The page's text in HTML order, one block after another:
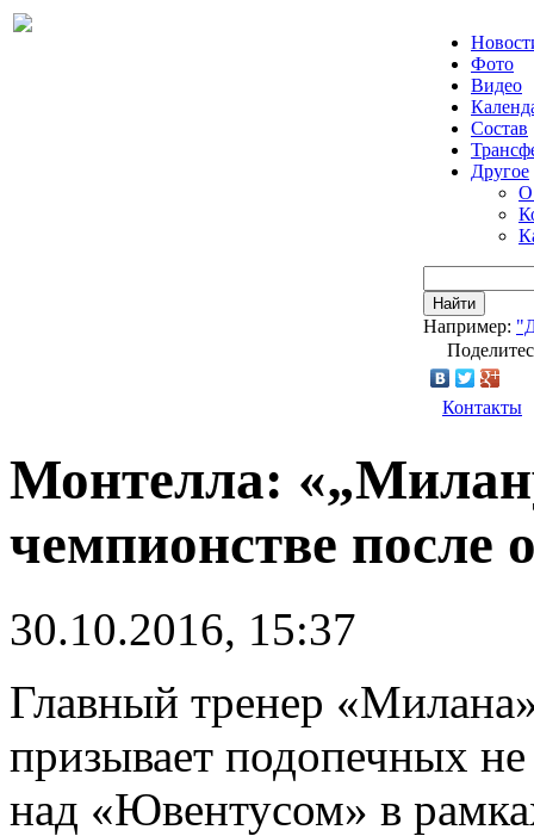
Фото
Видео
Состав
Другое
О
Найти
Например:
Контакты
Монтелла:
чемпионстве после
30.10.2016, 15:37
Главный тренер
призывает подопечных
над «Ювентусом» в